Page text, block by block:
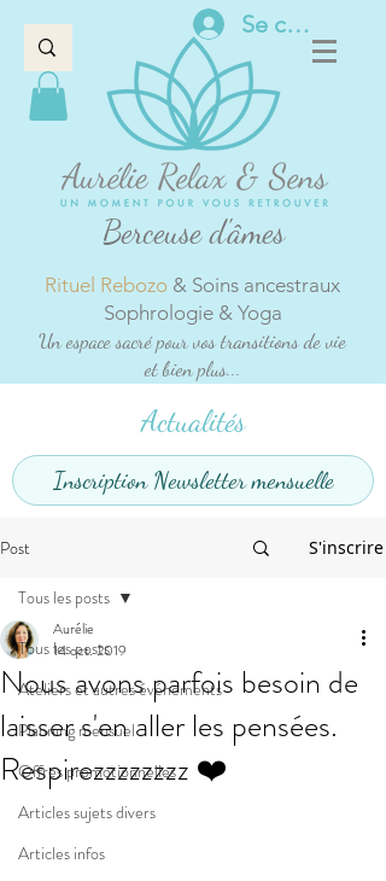
Se connecter
Berceuse d'âmes
Rituel Rebozo & Soins ancestraux
Sophrologie & Yoga
Un espace sacré pour vos transitions de vie
et bien plus...
Actualités
Inscription Newsletter mensuelle
Post S'inscrire
Tous les posts
Ateliers et autres événements
Planning mensuel
Offres promotionnelles
Articles sujets divers
Articles infos
Tous les posts
Nous avons parfois besoin de
laisser s'en aller les pensées.
Respirezzzzzzzz ❤️
Aurélie
14 oct. 2019